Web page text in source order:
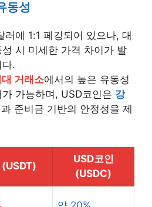
동성
러에 1:1 페깅되어 있으나, 대
시 미세한 가격 차이가 발
.
거래소에서의 높은 유동성
가능하며, USD코인은 강
과 준비금 기반의 안정성을 제
USD코인
(USDC)